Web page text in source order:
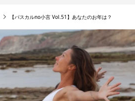
【パスカルno小言 Vol.51】あなたのお年は？